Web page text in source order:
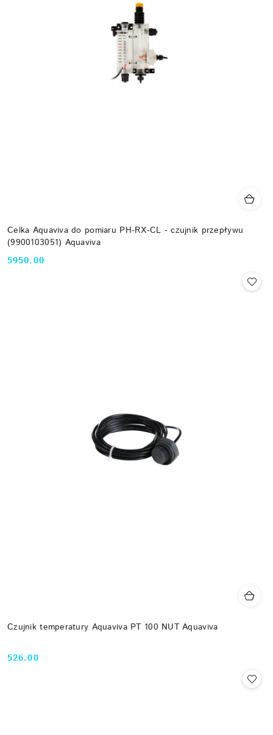
Celka Aquaviva do pomiaru PH-RX-CL - czujnik przepływu
(9900103051) Aquaviva
Cena:
5950.00
Czujnik temperatury Aquaviva PT 100 NUT Aquaviva
Cena:
526.00